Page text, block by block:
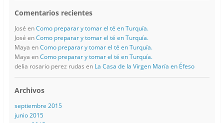
Comentarios recientes
José enComo preparar y tomar el té en Turquía.
José enComo preparar y tomar el té en Turquía.
Maya enComo preparar y tomar el té en Turquía.
Maya enComo preparar y tomar el té en Turquía.
delia rosario perez rudas en La Casa de la Virgen María en Éfeso
Archivos
septiembre 2015
junio 2015